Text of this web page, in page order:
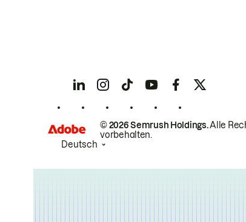
© 2026 Semrush Holdings.Alle
vorbehalten.
Deutsch